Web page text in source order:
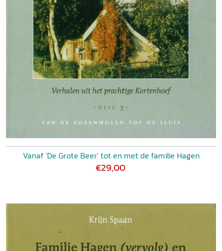
Vanaf 'De Grote Beer' tot en met de familie Hagen
€29,00